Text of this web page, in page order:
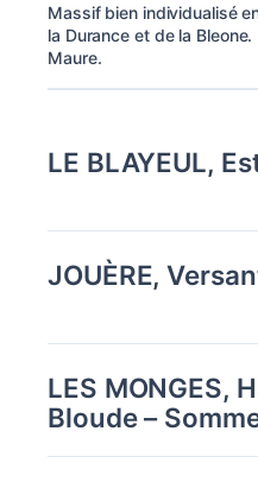
Massif bien individualisé
la Durance et de la
Maure.
LE BLAYEUL,
JOUÈRE,
LES MONGES,
Bloude –